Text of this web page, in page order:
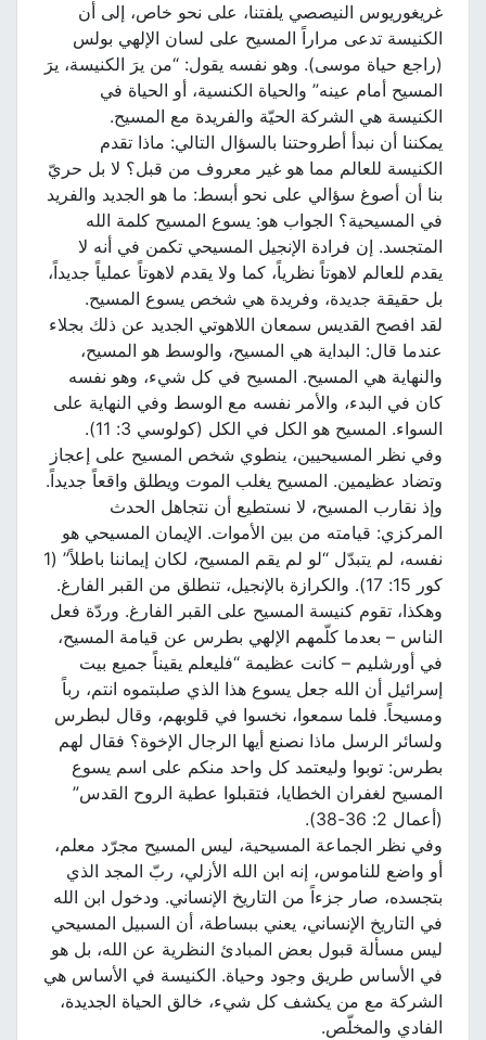
غريغوريوس النيصصي يلفتنا، على نحو خاص، إلى أن
الكنيسة تدعى مراراً المسيح على لسان الإلهي بولس
(راجع حياة موسى). وهو نفسه يقول: “من يرَ الكنيسة، يرَ
المسيح أمام عينه” والحياة الكنسية، أو الحياة في
الكنيسة هي الشركة الحيّة والفريدة مع المسيح.
يمكننا أن نبدأ أطروحتنا بالسؤال التالي: ماذا تقدم
الكنيسة للعالم مما هو غير معروف من قبل؟ لا بل حريّ
بنا أن أصوغ سؤالي على نحو أبسط: ما هو الجديد والفريد
في المسيحية؟ الجواب هو: يسوع المسيح كلمة الله
المتجسد. إن فرادة الإنجيل المسيحي تكمن في أنه لا
يقدم للعالم لاهوتاً نظرياً، كما ولا يقدم لاهوتاً عملياً جديداً،
بل حقيقة جديدة، وفريدة هي شخص يسوع المسيح.
لقد افصح القديس سمعان اللاهوتي الجديد عن ذلك بجلاء
عندما قال: البداية هي المسيح، والوسط هو المسيح،
والنهاية هي المسيح. المسيح في كل شيء، وهو نفسه
كان في البدء، والأمر نفسه مع الوسط وفي النهاية على
السواء. المسيح هو الكل في الكل (كولوسي 3: 11).
وفي نظر المسيحيين، ينطوي شخص المسيح على إعجاز
وتضاد عظيمين. المسيح يغلب الموت ويطلق واقعاً جديداً.
وإذ نقارب المسيح، لا نستطيع أن نتجاهل الحدث
المركزي: قيامته من بين الأموات. الإيمان المسيحي هو
نفسه، لم يتبدّل “لو لم يقم المسيح، لكان إيماننا باطلاً” (1
كور 15: 17). والكرازة بالإنجيل، تنطلق من القبر الفارغ.
وهكذا، تقوم كنيسة المسيح على القبر الفارغ. وردّة فعل
الناس – بعدما كلّمهم الإلهي بطرس عن قيامة المسيح،
في أورشليم – كانت عظيمة “فليعلم يقيناً جميع بيت
إسرائيل أن الله جعل يسوع هذا الذي صلبتموه انتم، رباً
ومسيحاً. فلما سمعوا، نخسوا في قلوبهم، وقال لبطرس
ولسائر الرسل ماذا نصنع أيها الرجال الإخوة؟ فقال لهم
بطرس: توبوا وليعتمد كل واحد منكم على اسم يسوع
المسيح لغفران الخطايا، فتقبلوا عطية الروح القدس”
(أعمال 2: 36-38).
وفي نظر الجماعة المسيحية، ليس المسيح مجرّد معلم،
أو واضع للناموس، إنه ابن الله الأزلي، ربّ المجد الذي
بتجسده، صار جزءاً من التاريخ الإنساني. ودخول ابن الله
في التاريخ الإنساني، يعني ببساطة، أن السبيل المسيحي
ليس مسألة قبول بعض المبادئ النظرية عن الله، بل هو
في الأساس طريق وجود وحياة. الكنيسة في الأساس هي
الشركة مع من يكشف كل شيء، خالق الحياة الجديدة،
الفادي والمخلّص.